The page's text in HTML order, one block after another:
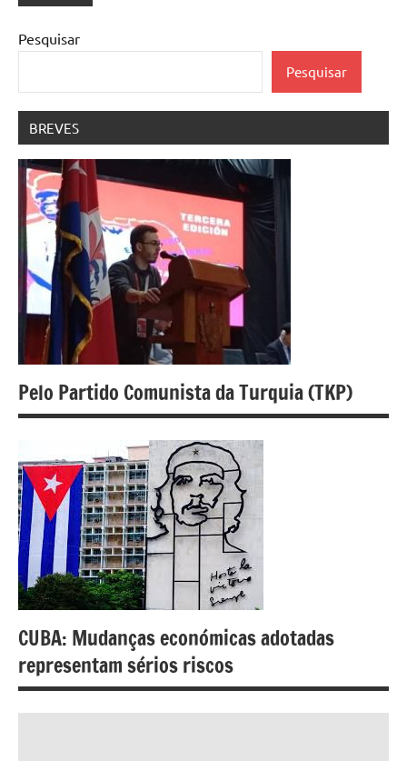
Pesquisar
Pesquisar
BREVES
Pelo Partido Comunista da Turquia (TKP)
CUBA: Mudanças económicas adotadas
representam sérios riscos